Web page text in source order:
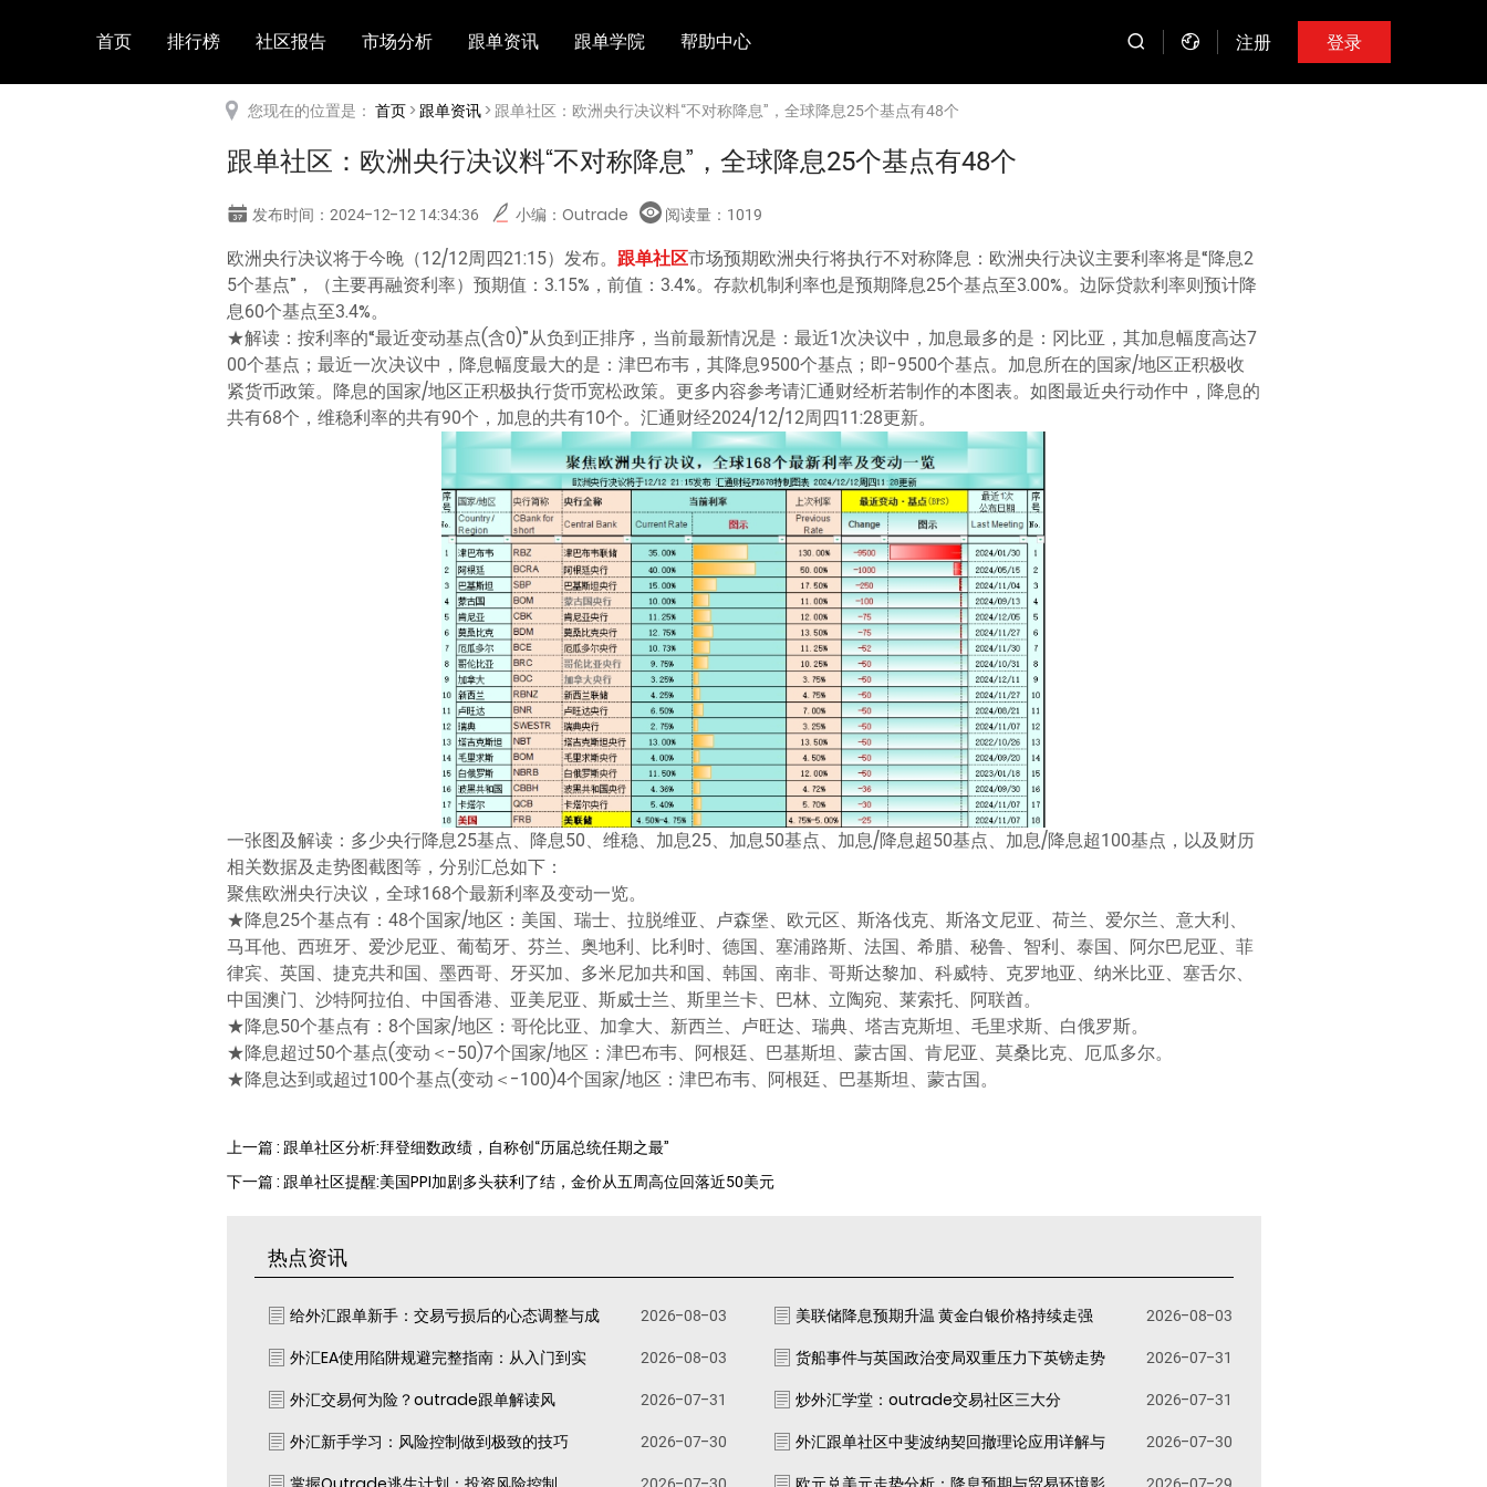
首页 排行榜 社区报告 市场分析 跟单资讯 跟单学院 帮助中心 注册 登录
您现在的位置是： 首页>跟单资讯> 跟单社区：欧洲央行决议料“不对称降息”，全球降息25个基点有48个
跟单社区：欧洲央行决议料“不对称降息”，全球降息25个基点有48个
发布时间：2024-12-12 14:34:36 小编：Outrade 阅读量： 1019
欧洲央行决议将于今晚（12/12周四21:15）发布。 跟单社区市场预期欧洲央行将执行不对称降息：欧洲央行决议主要利率将是“降息2
5个基点”，（主要再融资利率）预期值：3.15%，前值：3.4%。存款机制利率也是预期降息25个基点至3.00%。边际贷款利率则预计降
息60个基点至3.4%。
★解读：按利率的“最近变动基点(含0)”从负到正排序，当前最新情况是：最近1次决议中，加息最多的是：冈比亚，其加息幅度高达7
00个基点；最近一次决议中，降息幅度最大的是：津巴布韦，其降息9500个基点；即-9500个基点。加息所在的国家/地区正积极收
紧货币政策。降息的国家/地区正积极执行货币宽松政策。更多内容参考请汇通财经析若制作的本图表。如图最近央行动作中，降息的
共有68个，维稳利率的共有90个，加息的共有10个。汇通财经2024/12/12周四11:28更新。
一张图及解读：多少央行降息25基点、降息50、维稳、加息25、加息50基点、加息/降息超50基点、加息/降息超100基点，以及财历
相关数据及走势图截图等，分别汇总如下：
聚焦欧洲央行决议，全球168个最新利率及变动一览。
★降息25个基点有：48个国家/地区：美国、瑞士、拉脱维亚、卢森堡、欧元区、斯洛伐克、斯洛文尼亚、荷兰、爱尔兰、意大利、
马耳他、西班牙、爱沙尼亚、葡萄牙、芬兰、奥地利、比利时、德国、塞浦路斯、法国、希腊、秘鲁、智利、泰国、阿尔巴尼亚、菲
律宾、英国、捷克共和国、墨西哥、牙买加、多米尼加共和国、韩国、南非、哥斯达黎加、科威特、克罗地亚、纳米比亚、塞舌尔、
中国澳门、沙特阿拉伯、中国香港、亚美尼亚、斯威士兰、斯里兰卡、巴林、立陶宛、莱索托、阿联酋。
★降息50个基点有：8个国家/地区：哥伦比亚、加拿大、新西兰、卢旺达、瑞典、塔吉克斯坦、毛里求斯、白俄罗斯。
★降息超过50个基点(变动＜-50)7个国家/地区：津巴布韦、阿根廷、巴基斯坦、蒙古国、肯尼亚、莫桑比克、厄瓜多尔。
★降息达到或超过100个基点(变动＜-100)4个国家/地区：津巴布韦、阿根廷、巴基斯坦、蒙古国。
上一篇 : 跟单社区分析:拜登细数政绩，自称创“历届总统任期之最”
下一篇 : 跟单社区提醒:美国PPI加剧多头获利了结，金价从五周高位回落近50美元
热点资讯
给外汇跟单新手：交易亏损后的心态调整与成 2026-08-03 美联储降息预期升温 黄金白银价格持续走强
2026-08-03
外汇EA使用陷阱规避完整指南：从入门到实
2026-08-03 货船事件与英国政治变局双重压力下英镑走势
2026-07-31
外汇交易何为险？outrade跟单解读风
2026-07-31 炒外汇学堂：outrade交易社区三大分
2026-07-31
外汇新手学习：风险控制做到极致的技巧
2026-07-30 外汇跟单社区中斐波纳契回撤理论应用详解与
2026-07-30